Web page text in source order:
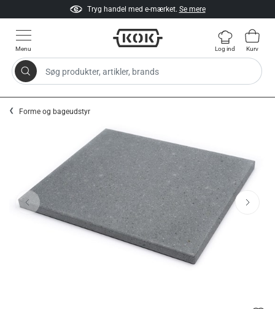
Tryg handel med e-mærket. Se mere
Menu
Søg produkter, artikler, brands
Log ind Kurv
Forme og bageudstyr